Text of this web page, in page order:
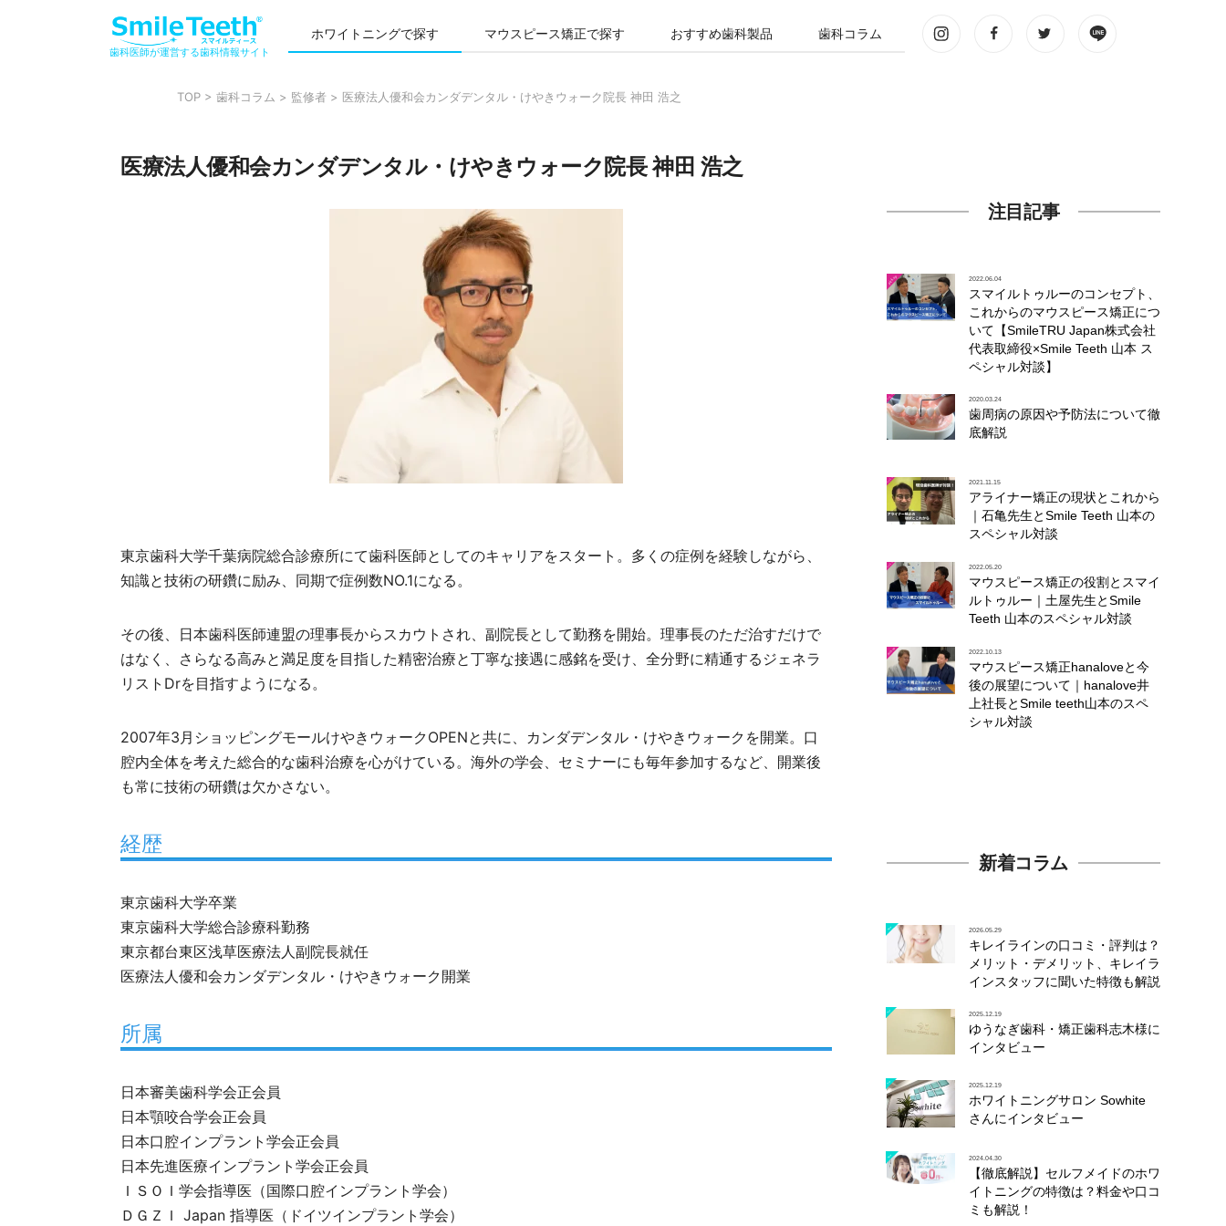
歯科医師が運営する歯科情報サイト
ホワイトニングで探す マウスピース矯正で探す おすすめ歯科製品 歯科コラム
TOP >歯科コラム > 監修者 > 医療法人優和会カンダデンタル・けやきウォーク院長 神田 浩之
医療法人優和会カンダデンタル・けやきウォーク院長 神田 浩之
東京歯科大学千葉病院総合診療所にて歯科医師としてのキャリアをスタート。多くの症例を経験しながら、
知識と技術の研鑽に励み、同期で症例数NO.1になる。
その後、日本歯科医師連盟の理事長からスカウトされ、副院長として勤務を開始。理事長のただ治すだけで
はなく、さらなる高みと満足度を目指した精密治療と丁寧な接遇に感銘を受け、全分野に精通するジェネラ
リストDrを目指すようになる。
2007年3月ショッピングモールけやきウォークOPENと共に、カンダデンタル・けやきウォークを開業。口
腔内全体を考えた総合的な歯科治療を心がけている。海外の学会、セミナーにも毎年参加するなど、開業後
も常に技術の研鑽は欠かさない。
経歴
東京歯科大学卒業
東京歯科大学総合診療科勤務
東京都台東区浅草医療法人副院長就任
医療法人優和会カンダデンタル・けやきウォーク開業
所属
日本審美歯科学会正会員
日本顎咬合学会正会員
日本口腔インプラント学会正会員
日本先進医療インプラント学会正会員
ＩＳＯＩ学会指導医（国際口腔インプラント学会）
ＤＧＺＩ Japan 指導医（ドイツインプラント学会）
注目記事
2022.06.04
スマイルトゥルーのコンセプト、
これからのマウスピース矯正につ
いて【SmileTRU Japan株式会社
代表取締役×Smile Teeth 山本 ス
ペシャル対談】
2020.03.24
歯周病の原因や予防法について徹
底解説
2021.11.15
アライナー矯正の現状とこれから
｜石亀先生とSmile Teeth 山本の
スペシャル対談
2022.05.20
マウスピース矯正の役割とスマイ
ルトゥルー｜土屋先生とSmile
Teeth 山本のスペシャル対談
2022.10.13
マウスピース矯正hanaloveと今
後の展望について｜hanalove井
上社長とSmile teeth山本のスペ
シャル対談
新着コラム
2026.05.29
キレイラインの口コミ・評判は？
メリット・デメリット、キレイラ
インスタッフに聞いた特徴も解説
2025.12.19
ゆうなぎ歯科・矯正歯科志木様に
インタビュー
2025.12.19
ホワイトニングサロン Sowhite
さんにインタビュー
2024.04.30
【徹底解説】セルフメイドのホワ
イトニングの特徴は？料金や口コ
ミも解説！